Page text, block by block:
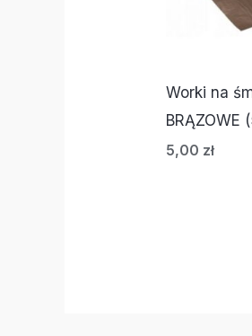
Worki na
BRĄZOWE
5,00 zł